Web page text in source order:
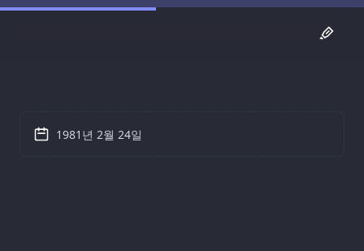
1981년 2월 24일